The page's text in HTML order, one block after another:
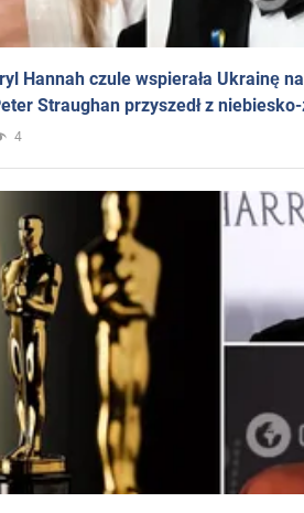
Hannah czule wspierała Ukrainę
Straughan przyszedł z
4